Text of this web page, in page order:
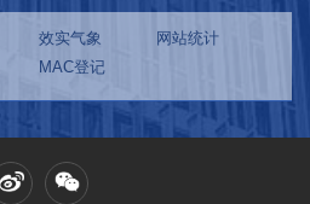
效实气象
网站统计
MAC登记